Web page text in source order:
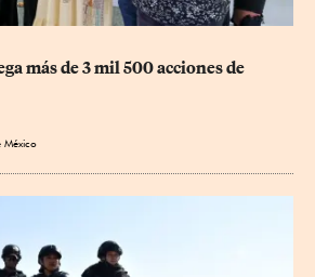
más de 3 mil 500 acciones de